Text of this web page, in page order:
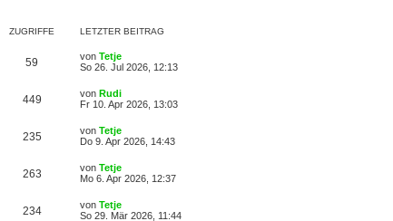
ZUGRIFFE LETZTER BEITRAG
59 von Tetje
So 26. Jul 2026, 12:13
449 von Rudi
Fr 10. Apr 2026, 13:03
235 von Tetje
Do 9. Apr 2026, 14:43
263 von Tetje
Mo 6. Apr 2026, 12:37
234 von Tetje
So 29. Mär 2026, 11:44